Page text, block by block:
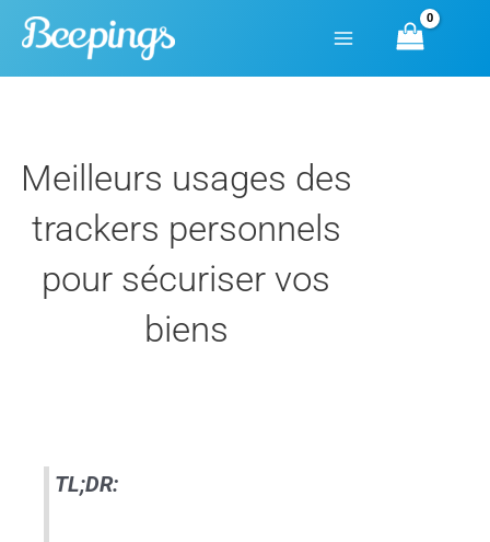
Aller
contenu
Meilleurs usages des
trackers personnels
pour sécuriser vos
biens
TL;DR: